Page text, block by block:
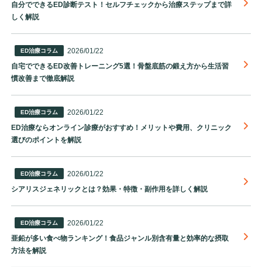
自分でできるED診断テスト！セルフチェックから治療ステップまで詳
しく解説
ED治療コラム
2026/01/22
自宅でできるED改善トレーニング5選！骨盤底筋の鍛え方から生活習
慣改善まで徹底解説
ED治療コラム
2026/01/22
ED治療ならオンライン診療がおすすめ！メリットや費用、クリニック
選びのポイントを解説
ED治療コラム
2026/01/22
シアリスジェネリックとは？効果・特徴・副作用を詳しく解説
ED治療コラム
2026/01/22
亜鉛が多い食べ物ランキング！食品ジャンル別含有量と効率的な摂取
方法を解説